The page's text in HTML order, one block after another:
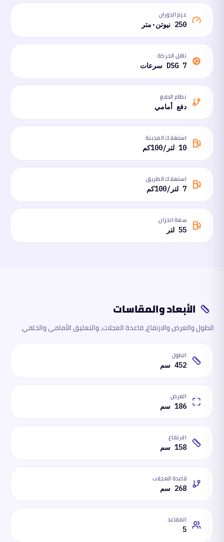
عزم الدوران
250 نيوتن·متر
ناقل الحركة
DSG 7 سرعات
نظام الدفع
دفع أمامي
استهلاك المدينة
10 لتر/100كم
استهلاك الطريق
7 لتر/100كم
سعة الخزان
55 لتر
الأبعاد والمقاسات
الطول والعرض والارتفاع، قاعدة العجلات، والتعليق الأمامي والخلفي
الطول
452 سم
العرض
186 سم
الارتفاع
158 سم
قاعدة العجلات
268 سم
المقاعد
5